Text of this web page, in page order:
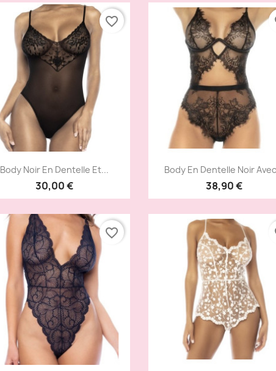
Aperçu rapide
Body Noir En Dentelle Et...
30,00 €
favorite_border
Aperçu rapide
Body En Dentelle Noir
38,90 €
favorite_border